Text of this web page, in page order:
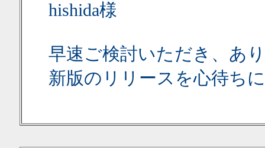
hishida様
早速ご検討いただき、あ
新版のリリースを心待ち